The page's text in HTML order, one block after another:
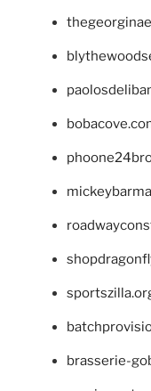
brasserie-